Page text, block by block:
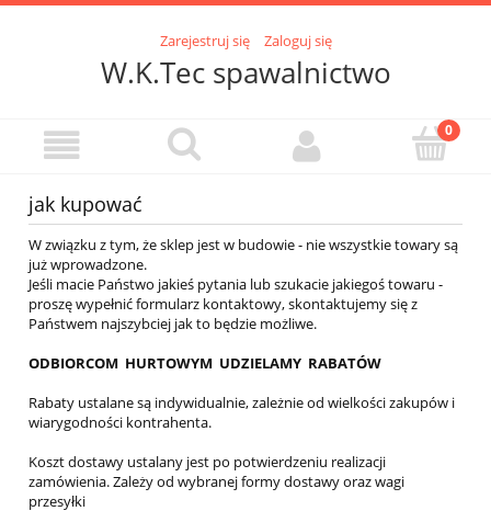
Zarejestruj się Zaloguj się
W.K.Tec spawalnictwo
jak kupować
W związku z tym, że sklep jest w budowie - nie wszystkie towary są
już wprowadzone.
Jeśli macie Państwo jakieś pytania lub szukacie jakiegoś towaru -
proszę wypełnić formularz kontaktowy, skontaktujemy się z
Państwem najszybciej jak to będzie możliwe.
ODBIORCOM HURTOWYM UDZIELAMY RABATÓW
Rabaty ustalane są indywidualnie, zależnie od wielkości zakupów i
wiarygodności kontrahenta.
Koszt dostawy ustalany jest po potwierdzeniu realizacji
zamówienia. Zależy od wybranej formy dostawy oraz wagi
przesyłki